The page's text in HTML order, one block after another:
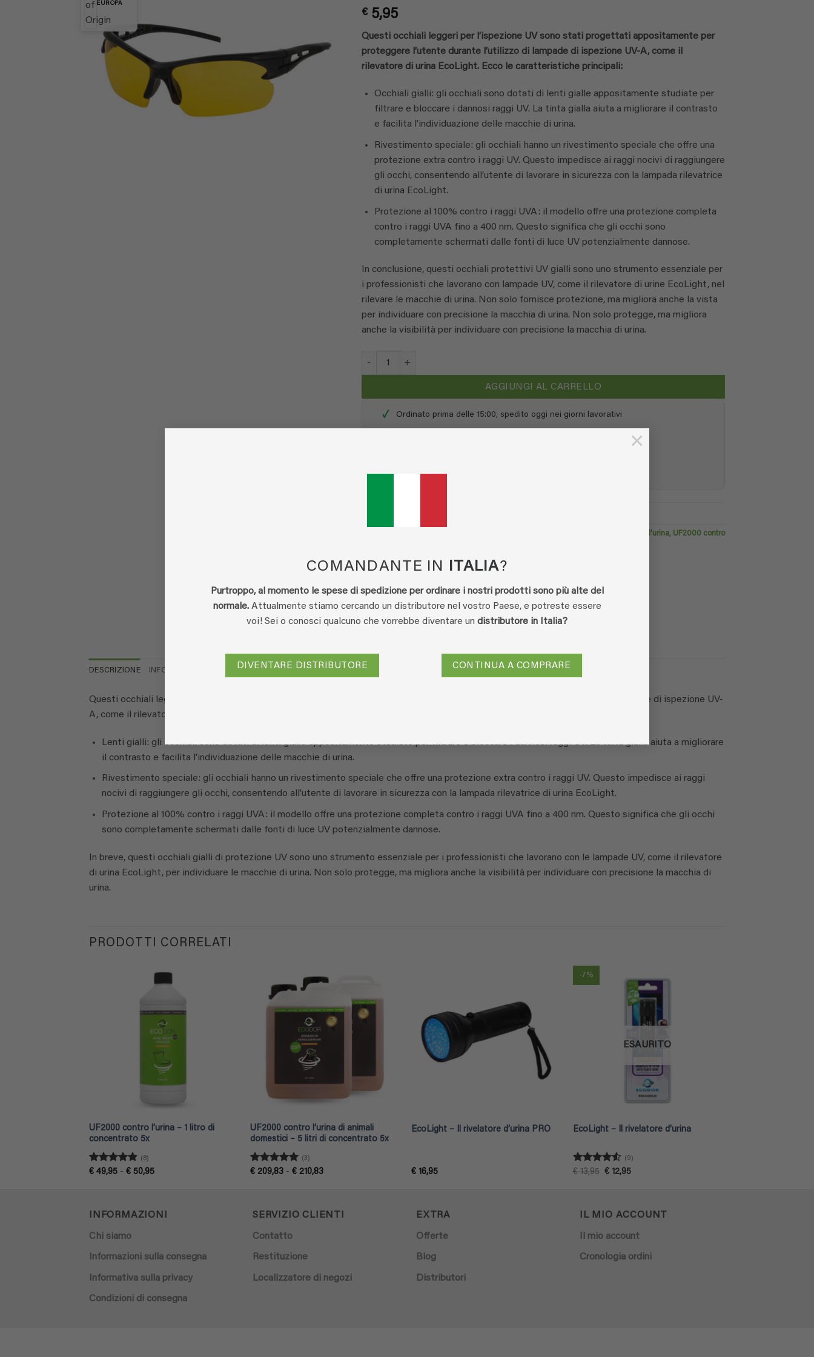
COMANDANTE IN ITALIA?
Purtroppo, al momento le spese di spedizione per ordinare i nostri prodotti sono più alte del
normale.Attualmente stiamo cercando un distributore nel vostro Paese, e potreste essere
voi! Sei o conosci qualcuno che vorrebbe diventare un distributore in Italia?
DIVENTARE DISTRIBUTORE CONTINUA A COMPRARE
×
EUROPA
su 5 su
base di
recensioni
€5,95
Questi occhiali leggeri per l’ispezione UV sono stati progettati appositamente per
proteggere l’utente durante l’utilizzo di lampade di ispezione UV-A, come il
rilevatore di urina EcoLight. Ecco le caratteristiche principali:
Occhiali gialli: gli occhiali sono dotati di lenti gialle appositamente studiate per
filtrare e bloccare i dannosi raggi UV. La tinta gialla aiuta a migliorare il contrasto
e facilita l’individuazione delle macchie di urina.
Rivestimento speciale: gli occhiali hanno un rivestimento speciale che offre una
protezione extra contro i raggi UV. Questo impedisce ai raggi nocivi di raggiungere
gli occhi, consentendo all’utente di lavorare in sicurezza con la lampada rilevatrice
di urina EcoLight.
Protezione al 100% contro i raggi UVA: il modello offre una protezione completa
contro i raggi UVA fino a 400 nm. Questo significa che gli occhi sono
completamente schermati dalle fonti di luce UV potenzialmente dannose.
In conclusione, questi occhiali protettivi UV gialli sono uno strumento essenziale per
i professionisti che lavorano con lampade UV, come il rilevatore di urine EcoLight, nel
rilevare le macchie di urina. Non solo fornisce protezione, ma migliora anche la vista
per individuare con precisione la macchia di urina. Non solo protegge, ma migliora
anche la visibilità per individuare con precisione la macchia di urina.
Occhiali con protezione UV (gialli) quantità
AGGIUNGI AL CARRELLO
✓ Ordinato prima delle 15:00, spedito oggi nei giorni lavorativi
✓ Pagamento sicuro tramite Carta di Credito e PayPal
UF2000 4Pets contro gli odori d’urina, UF2000 contro
TROVA UN PUNTO VENDITA
DESCRIZIONE INFORMAZIONI AGGIUNTIVE RECENSIONI (1) Q & A
Questi occhiali leggeri per l’ispezione UV sono stati progettati appositamente per proteggere l’utente durante l’utilizzo di lampade di ispezione UV-
A, come il rilevatore di urina EcoLight. Ecco le caratteristiche principali:
Lenti gialli: gli occhiali sono dotati di lenti gialle appositamente studiate per filtrare e bloccare i dannosi raggi UV. La tinta gialla aiuta a migliorare
il contrasto e facilita l’individuazione delle macchie di urina.
Rivestimento speciale: gli occhiali hanno un rivestimento speciale che offre una protezione extra contro i raggi UV. Questo impedisce ai raggi
nocivi di raggiungere gli occhi, consentendo all’utente di lavorare in sicurezza con la lampada rilevatrice di urina EcoLight.
Protezione al 100% contro i raggi UVA: il modello offre una protezione completa contro i raggi UVA fino a 400 nm. Questo significa che gli occhi
sono completamente schermati dalle fonti di luce UV potenzialmente dannose.
In breve, questi occhiali gialli di protezione UV sono uno strumento essenziale per i professionisti che lavorano con le lampade UV, come il rilevatore
di urina EcoLight, per individuare le macchie di urina. Non solo protegge, ma migliora anche la visibilità per individuare con precisione la macchia di
urina.
PRODOTTI CORRELATI
UF2000 contro l’urina – 1 litro di
concentrato 5x
Valutato
(8)
€49,95 - €50,95Fascia
a
UF2000 contro l’urina di animali
domestici – 5 litri di concentrato 5x
Valutato5
(3)
€ 209,83 - € 210,83Fascia
a
EcoLight – Il rivelatore d’urina PRO
€ 16,95
-7%
ESAURITO
EcoLight – Il rivelatore d’urina
Valutato
(9)
€13,95 Il
€12,95Il
INFORMAZIONI
Chi siamo
Informazioni sulla consegna
Informativa sulla privacy
Condizioni di consegna
SERVIZIO CLIENTI
Contatto
Restituzione
Localizzatore di negozi
EXTRA
Offerte
Blog
Distributori
IL MIO ACCOUNT
Il mio account
Cronologia ordini